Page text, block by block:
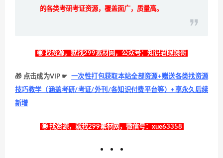
的各类考研考证资源，覆盖面广，质量高。
◉ 找资源，就找299素材网，公众号：知识君眼镜哥
🎁 点击成为VIP ☛ 一次性打包获取本站全部资源+赠送各类找资源
技巧教学（涵盖考研/考证/外刊/各知识付费平台等）+享永久后续
新增
◉ 找资源，就找299素材网，微信号：xue63358